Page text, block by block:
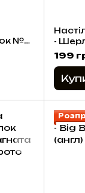
№2.
-
199